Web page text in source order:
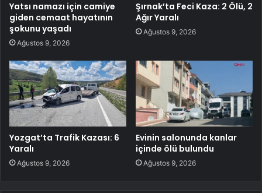
Yatsı namazı için camiye
giden cemaat hayatının
şokunu yaşadı
Ağustos 9, 2026
Şırnak’ta Feci Kaza: 2 Ölü, 2
Ağır Yaralı
Ağustos 9, 2026
Yozgat’ta Trafik Kazası: 6
Yaralı
Ağustos 9, 2026
Evinin salonunda kanlar
içinde ölü bulundu
Ağustos 9, 2026